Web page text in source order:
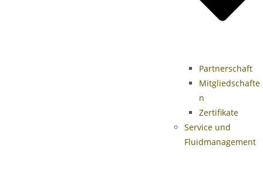
Partnerschaft
Mitgliedschafte
n
Zertifikate
Service und
Fluidmanagement